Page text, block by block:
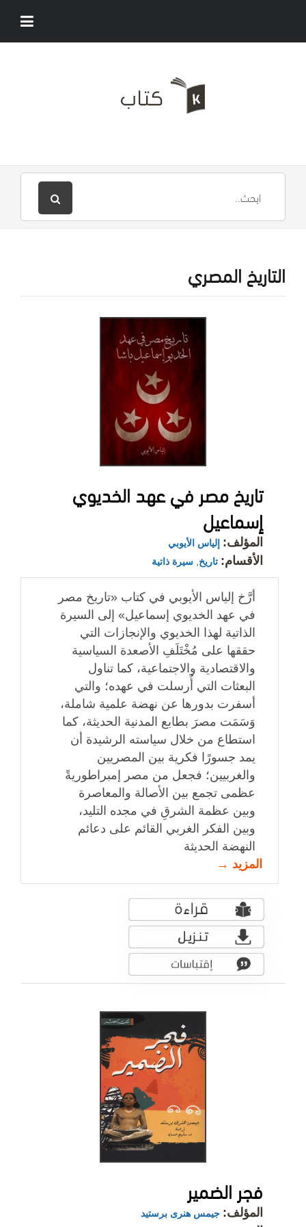
التاريخ المصري
تاريخ مصر في عهد الخديوي
إسماعيل
المؤلف: إلياس الأيوبي
الأقسام: تاريخ سيرة ذاتية
أرَّخ إلياس الأيوبي في كتاب «تاريخ مصر
في عهد الخديوي إسماعيل» إلى السيرة
الذاتية لهذا الخديوي والإنجازات التي
حققها على مُخْتَلَفِ الأصعدة السياسية
والاقتصادية والاجتماعية، كما تناول
البعثات التي أُرسلت في عهده؛ والتي
أسفرت بدورها عن نهضة علمية شاملة،
وَسَمَت مصرَ بطابع المدنية الحديثة، كما
استطاع من خلال سياسته الرشيدة أن
يمد جسورًا فكرية بين المصريين
والغربيين؛ فجعل من مصر إمبراطوريةً
عظمى تجمع بين الأصالة والمعاصرة
وبين عظمة الشرقِ في مجده التليد،
وبين الفكر الغربي القائم على دعائم
النهضة الحديثة
المزيد →
فجر الضمير
المؤلف: جيمس هنرى برستيد